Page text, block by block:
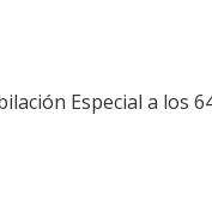
Especial a los